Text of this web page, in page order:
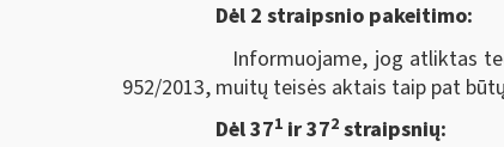
Dėl 2 straipsnio pakeitimo:
Informuojame, jog atliktas
952/2013, muitų teisės aktais taip pat
Dėl 371ir 372straipsnių: